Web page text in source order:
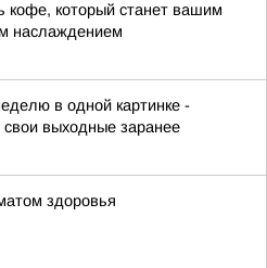
кофе, который станет вашим
наслаждением
в одной картинке -
свои выходные заранее
здоровья